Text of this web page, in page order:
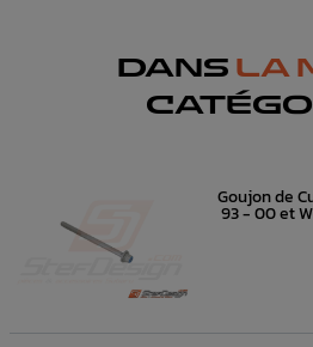
DANS LA
Goujon de
93 - 00 et